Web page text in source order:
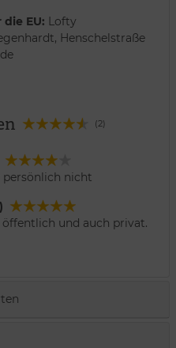
EU: Lofty
Henschelstraße
(2)
nicht
öffentlich und auch privat.